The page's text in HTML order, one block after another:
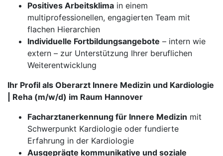
Positives Arbeitsklima in einem
multiprofessionellen, engagierten Team mit
flachen Hierarchien
Individuelle Fortbildungsangebote – intern wie
extern – zur Unterstützung Ihrer beruflichen
Weiterentwicklung
Ihr Profil als Oberarzt Innere Medizin und Kardiologie
| Reha (m/w/d) im Raum Hannover
Facharztanerkennung für Innere Medizin mit
Schwerpunkt Kardiologie oder fundierte
Erfahrung in der Kardiologie
Ausgeprägte kommunikative und soziale